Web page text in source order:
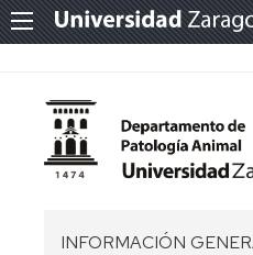
INFORMACIÓN